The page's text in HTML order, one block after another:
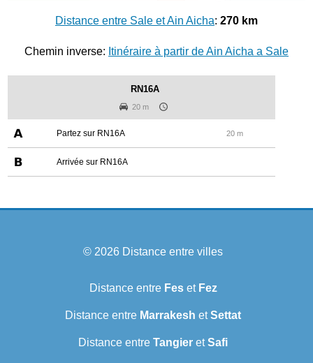
Distance entre Sale et Ain Aicha: 270 km
Chemin inverse: Itinéraire à partir de Ain Aicha a Sale
RN16A
20 m
Partez sur RN16A 20 m
Arrivée sur RN16A
© 2026 Distance entre villes
Distance entre Feset Fez
Distance entre Marrakesh etSettat
Distance entre Tangier etSafi